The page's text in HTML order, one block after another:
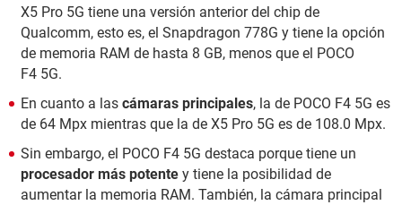
X5 Pro 5G tiene una versión anterior del chip de
Qualcomm, esto es, el Snapdragon 778G y tiene la opción
de memoria RAM de hasta 8 GB, menos que el POCO
F4 5G.
En cuanto a las cámaras principales, la de POCO F4 5G es
de 64 Mpx mientras que la de X5 Pro 5G es de 108.0 Mpx.
Sin embargo, el POCO F4 5G destaca porque tiene un
procesador más potente y tiene la posibilidad de
aumentar la memoria RAM. También, la cámara principal